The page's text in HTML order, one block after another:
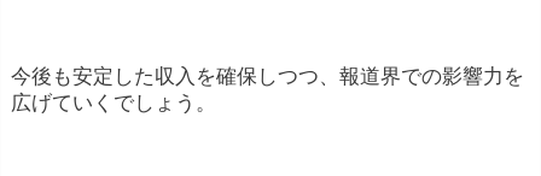
今後も安定した収入を確保しつつ、報道界での影響力を
広げていくでしょう。